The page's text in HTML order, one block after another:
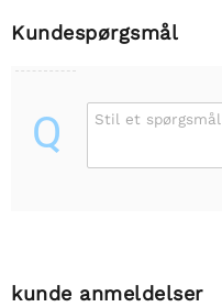
Kundespørgsmål
Q Stil et spørgsmål
kunde anmeldelser